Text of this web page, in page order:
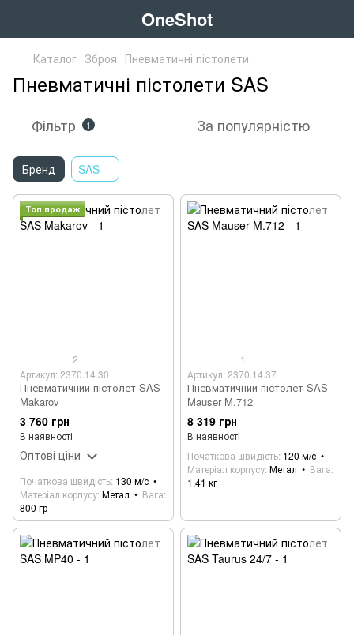
OneShot
Каталог Зброя Пневматичні пістолети
Пневматичні пістолети SAS
Фільтр 1 За популярністю
Бренд SAS
Топ продаж
2
Артикул: 2370.14.30
Пневматичний пістолет SAS
Makarov
3 760 грн
В наявності
Оптові ціни
Початкова швидість 130 м/с
Матеріал корпусу Метал
Вага
800 гр
1
Артикул: 2370.14.37
Пневматичний пістолет SAS
Mauser M.712
8 319 грн
В наявності
Початкова швидість 120 м/с
Матеріал корпусу Метал
Вага
1.41 кг